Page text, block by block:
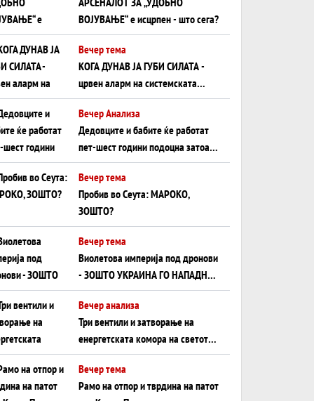
ВОЈУВАЊЕ“ е исцрпен - што сега?
Вечер тема
КОГА ДУНАВ ЈА ГУБИ СИЛАТА -
црвен аларм на системската
плоча од јужна Германија до
Црното Море...
Вечер Анализа
Дедовците и бабите ќе работат
пет-шест години подоцна затоа
што НЕМААТ ВНУЦИ ДА ГИ
ЗАМЕНАТ
Вечер тема
Пробив во Сеута: МАРОКО,
ЗОШТО?
Вечер тема
Виолетова империја под дронови
- ЗОШТО УКРАИНА ГО НАПАДНА
РУСКИОТ WILDBERRIES
Вечер анализа
Три вентили и затворање на
енергетската комора на светот:
Нападот во Суец најавува
глобален енергетски инфаркт?
Вечер тема
Рамо на отпор и тврдина на патот